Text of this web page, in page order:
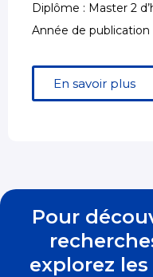
Diplôme : Master 2
Année de publication
En savoir plus
Pour
explorez